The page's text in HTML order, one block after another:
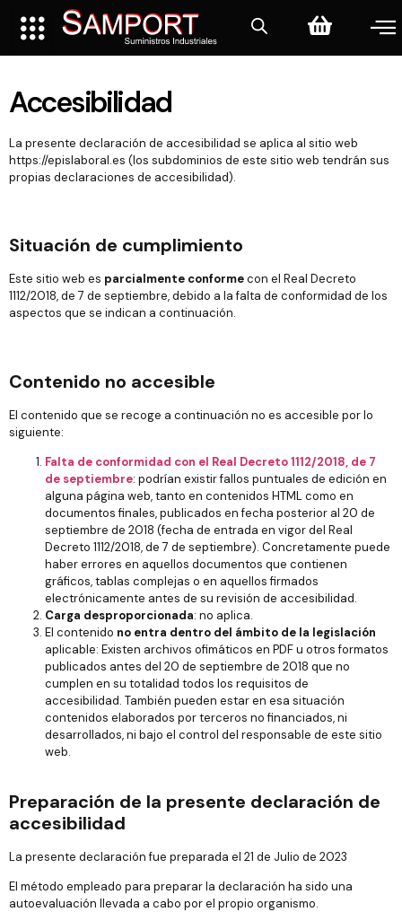
Accesibilidad
La presente declaración de accesibilidad se aplica al sitio web
https://epislaboral.es (los subdominios de este sitio web tendrán sus
propias declaraciones de accesibilidad).
Situación de cumplimiento
Este sitio web es parcialmente conformecon el Real Decreto
1112/2018, de 7 de septiembre, debido a la falta de conformidad de los
aspectos que se indican a continuación.
Contenido no accesible
El contenido que se recoge a continuación no es accesible por lo
siguiente:
Falta de conformidad con el Real Decreto 1112/2018, de 7
de septiembre: podrían existir fallos puntuales de edición en
alguna página web, tanto en contenidos HTML como en
documentos finales, publicados en fecha posterior al 20 de
septiembre de 2018 (fecha de entrada en vigor del Real
Decreto 1112/2018, de 7 de septiembre). Concretamente puede
haber errores en aquellos documentos que contienen
gráficos, tablas complejas o en aquellos firmados
electrónicamente antes de su revisión de accesibilidad.
Carga desproporcionada: no aplica.
El contenido no entra dentro del ámbito de la legislación
aplicable: Existen archivos ofimáticos en PDF u otros formatos
publicados antes del 20 de septiembre de 2018 que no
cumplen en su totalidad todos los requisitos de
accesibilidad. También pueden estar en esa situación
contenidos elaborados por terceros no financiados, ni
desarrollados, ni bajo el control del responsable de este sitio
web.
Preparación de la presente declaración de
accesibilidad
La presente declaración fue preparada el 21 de Julio de 2023
El método empleado para preparar la declaración ha sido una
autoevaluación llevada a cabo por el propio organismo.